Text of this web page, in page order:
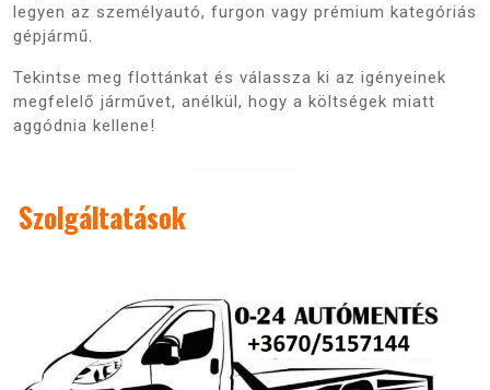
legyen az személyautó, furgon vagy prémium kategóriás
gépjármű.
Tekintse meg flottánkat és válassza ki az igényeinek
megfelelő járművet, anélkül, hogy a költségek miatt
aggódnia kellene!
Szolgáltatások